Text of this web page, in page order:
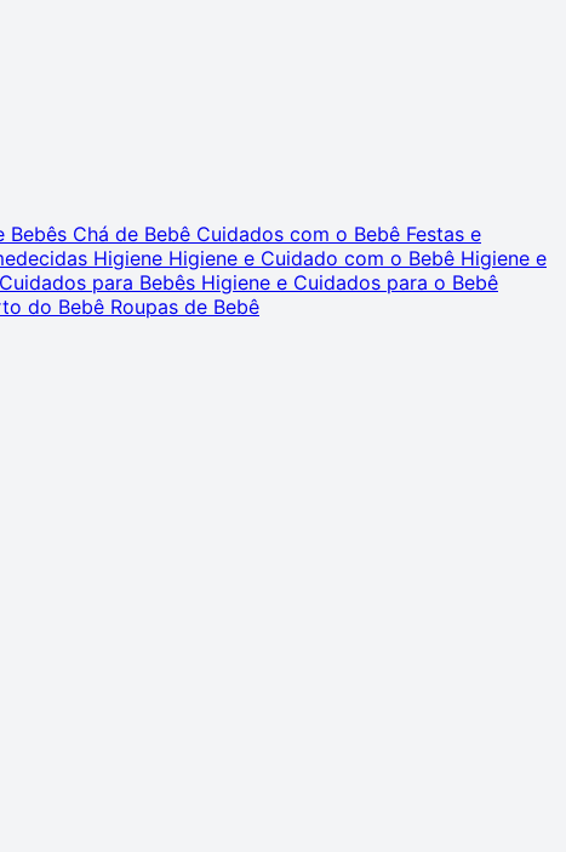
Bebês Chá de Bebê Cuidados com o Bebê Festas e
Higiene Higiene e Cuidado com o Bebê Higiene e
para Bebês Higiene e Cuidados para o Bebê
do Bebê Roupas de Bebê